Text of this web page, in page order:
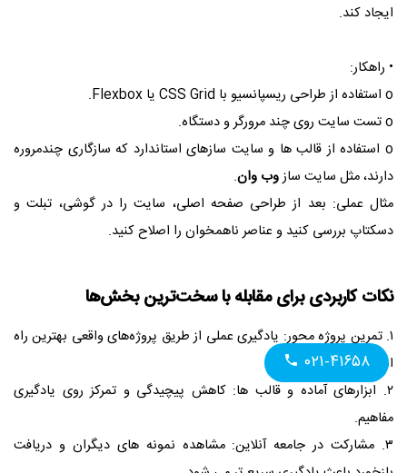
ایجاد کند.
• راهکار:
o استفاده از طراحی ریسپانسیو با CSS Grid یا Flexbox.
o تست سایت روی چند مرورگر و دستگاه.
o استفاده از قالب‌ ها و سایت‌ سازهای استاندارد که سازگاری چندمروره
دارند، مثل سایت سازوب وان.
مثال عملی: بعد از طراحی صفحه اصلی، سایت را در گوشی، تبلت و
دسکتاپ بررسی کنید و عناصر ناهمخوان را اصلاح کنید.
نکات کاربردی برای مقابله با سخت‌ترین بخش‌ها
۱. تمرین پروژه محور: یادگیری عملی از طریق پروژه‌های واقعی بهترین راه
است.
۲. ابزارهای آماده و قالب‌ ها: کاهش پیچیدگی و تمرکز روی یادگیری
مفاهیم.
۳. مشارکت در جامعه آنلاین: مشاهده نمونه‌ های دیگران و دریافت
۰۲۱-۴۱۶۵۸